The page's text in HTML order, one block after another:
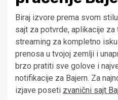
Biraj izvore prema svom
sajt za potvrde, aplikacije
streaming za kompletno
prenosa u tvojoj zemlji i
brzo pratiti sve golove i
notifikacije za Bajern. Za
izjave poseti zvanični sajt